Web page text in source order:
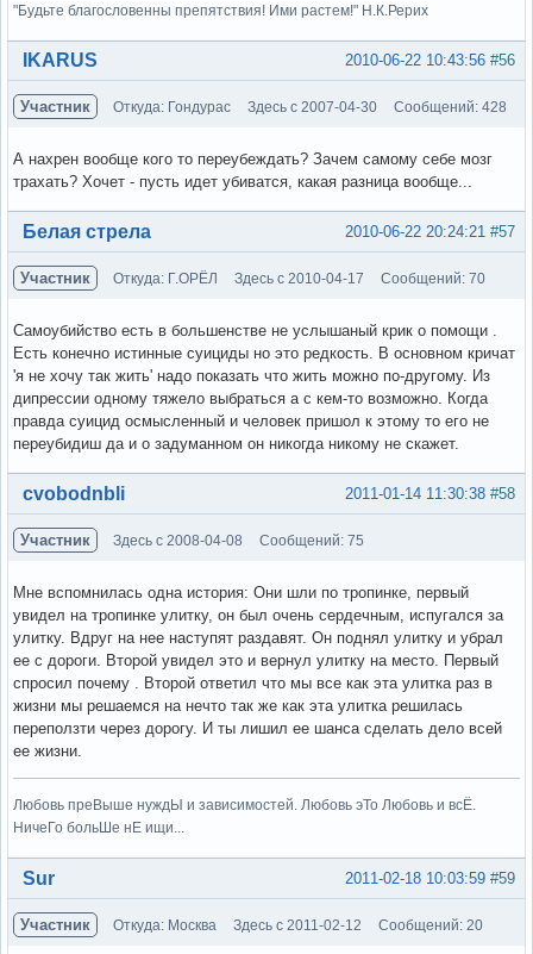
"Будьте благословенны препятствия! Ими растем!" Н.К.Рерих
Вне форума #56
2010-06-22 10:43:56
IKARUS
Участник Откуда: Гондурас Здесь с 2007-04-30 Сообщений: 428
А нахрен вообще кого то переубеждать? Зачем самому себе мозг
трахать? Хочет - пусть идет убиватся, какая разница вообще...
Вне форума #57
2010-06-22 20:24:21
Белая стрела
Участник Откуда: Г.ОРЁЛ Здесь с 2010-04-17 Сообщений: 70
Самоубийство есть в большенстве не услышаный крик о помощи .
Есть конечно истинные суициды но это редкость. В основном кричат
'я не хочу так жить' надо показать что жить можно по-другому. Из
дипрессии одному тяжело выбраться а с кем-то возможно. Когда
правда суицид осмысленный и человек пришол к этому то его не
переубидиш да и о задуманном он никогда никому не скажет.
Вне форума #58
2011-01-14 11:30:38
cvobodnbli
Участник Здесь с 2008-04-08 Сообщений: 75
Мне вспомнилась одна история: Они шли по тропинке, первый
увидел на тропинке улитку, он был очень сердечным, испугался за
улитку. Вдруг на нее наступят раздавят. Он поднял улитку и убрал
ее с дороги. Второй увидел это и вернул улитку на место. Первый
спросил почему . Второй ответил что мы все как эта улитка раз в
жизни мы решаемся на нечто так же как эта улитка решилась
переползти через дорогу. И ты лишил ее шанса сделать дело всей
ее жизни.
Любовь преВыше нуждЫ и зависимостей. Любовь эТо Любовь и всЁ.
НичеГо больШе нЕ ищи...
Вне форума #59
2011-02-18 10:03:59
Sur
Участник Откуда: Москва Здесь с 2011-02-12 Сообщений: 20